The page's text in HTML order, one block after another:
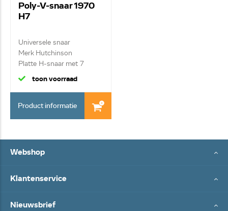
Poly-V-snaar 1970
H7
Universele snaar
Merk Hutchinson
Platte H-snaar met 7
ribb...
toon voorraad
Product informatie
Webshop
Klantenservice
Nieuwsbrief